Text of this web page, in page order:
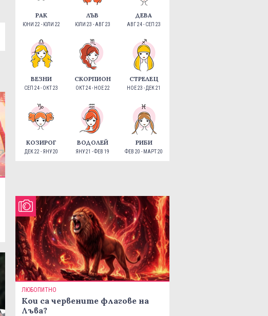
РАК
ЮНИ 22 - ЮЛИ 22
ЛЪВ
ЮЛИ 23 - АВГ 23
ДЕВА
АВГ 24 - СЕП 23
ВЕЗНИ
СЕП 24 - ОКТ 23
СКОРПИОН
ОКТ 24 - НОЕ 22
СТРЕЛЕЦ
НОЕ 23 - ДЕК 21
КОЗИРОГ
ДЕК 22 - ЯНУ 20
ВОДОЛЕЙ
ЯНУ 21 - ФЕВ 19
РИБИ
ФЕВ 20 - МАРТ 20
ЛЮБОПИТНО
Кои са червените флагове на
Лъва?